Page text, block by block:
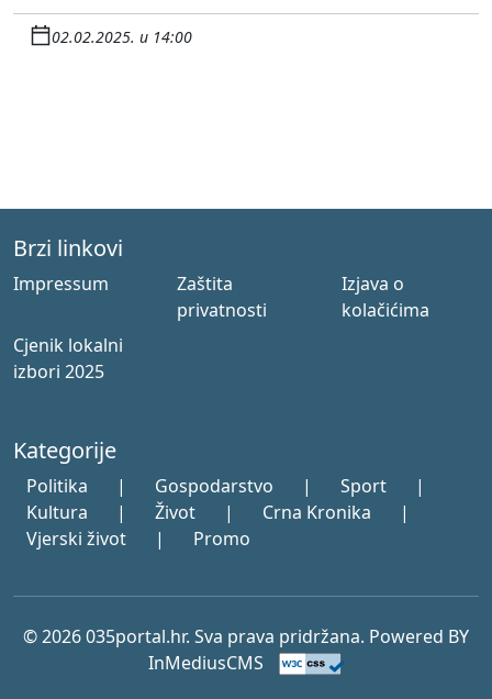
02.02.2025. u 14:00
Brzi linkovi
Impressum
Zaštita
privatnosti
Izjava o
kolačićima
Cjenik lokalni
izbori 2025
Kategorije
Politika | Gospodarstvo | Sport
|
Kultura
| Život | Crna Kronika
|
Vjerski život
| Promo
© 2026 035portal.hr. Sva prava pridržana. Powered BY
InMediusCMS